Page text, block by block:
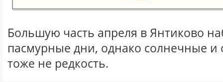
Большую часть апреля в Янтиково
пасмурные дни, однако солнечные
тоже не редкость.